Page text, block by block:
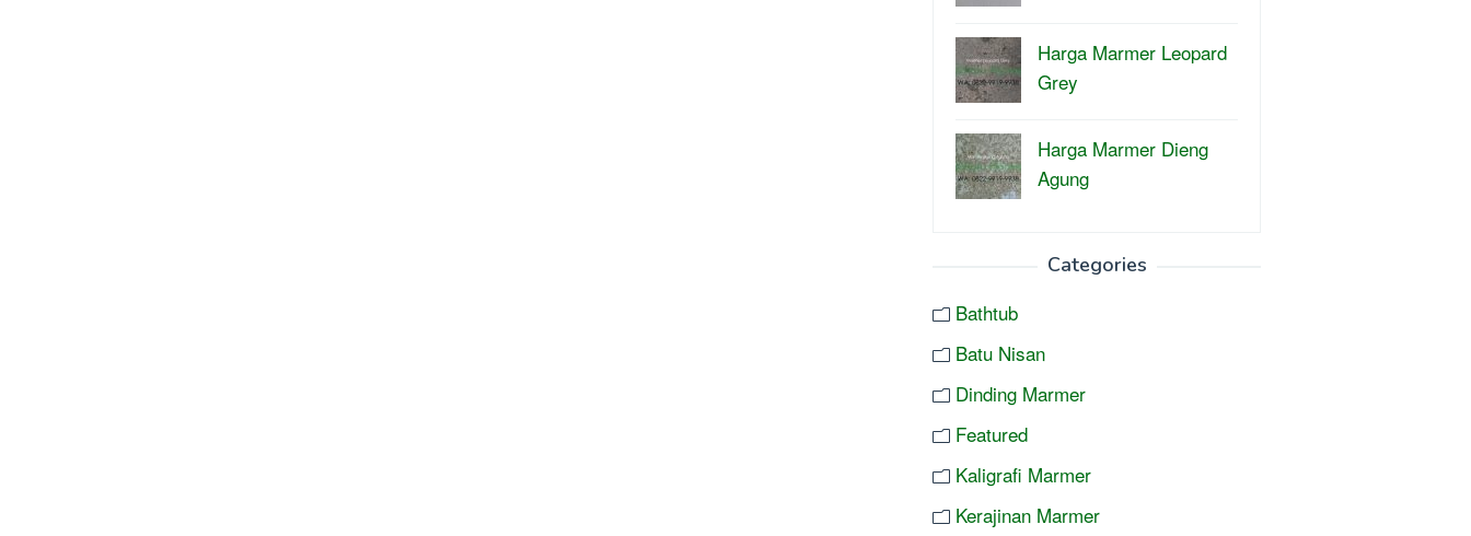
Harga Marmer Leopard
Grey
Harga Marmer Dieng
Agung
Categories
Bathtub
Batu Nisan
Dinding Marmer
Featured
Kaligrafi Marmer
Kerajinan Marmer